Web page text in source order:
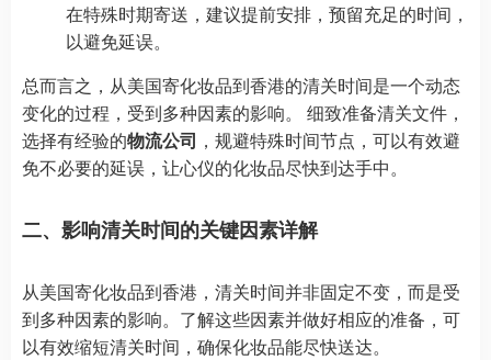
在特殊时期寄送，建议提前安排，预留充足的时间，
以避免延误。
总而言之，从美国寄化妆品到香港的清关时间是一个动态
变化的过程，受到多种因素的影响。 细致准备清关文件，
选择有经验的物流公司 ，规避特殊时间节点，可以有效避
免不必要的延误，让心仪的化妆品尽快到达手中。
二、影响清关时间的关键因素详解
从美国寄化妆品到香港，清关时间并非固定不变，而是受
到多种因素的影响。了解这些因素并做好相应的准备，可
以有效缩短清关时间，确保化妆品能尽快送达。